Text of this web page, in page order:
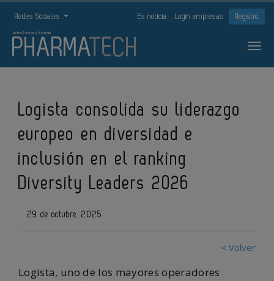
Redes Sociales Es noticia Login empresas Registro
Logista consolida su liderazgo
europeo en diversidad e
inclusión en el ranking
Diversity Leaders 2026
29 de octubre, 2025
< Volver
Logista, uno de los mayores operadores